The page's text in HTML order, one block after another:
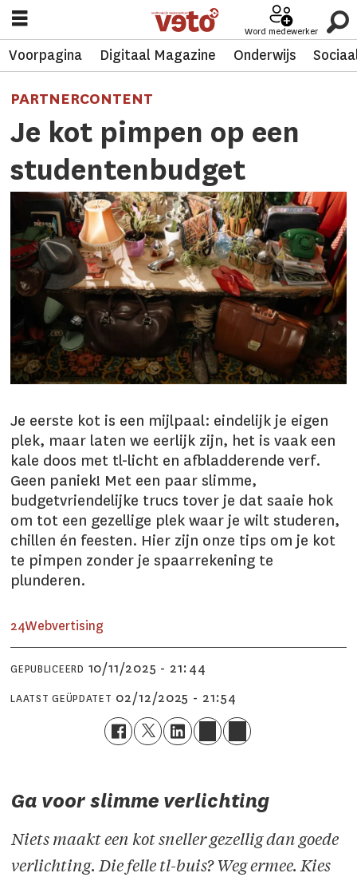
Word medewerker
Voorpagina Digitaal Magazine Onderwijs
PARTNERCONTENT
Je kot pimpen op een
studentenbudget
Je eerste kot is een mijlpaal: eindelijk je eigen
plek, maar laten we eerlijk zijn, het is vaak een
kale doos met tl-licht en afbladderende verf.
Geen paniek! Met een paar slimme,
budgetvriendelijke trucs tover je dat saaie hok
om tot een gezellige plek waar je wilt studeren,
chillen én feesten. Hier zijn onze tips om je kot
te pimpen zonder je spaarrekening te
plunderen.
24Webvertising
GEPUBLICEERD 10/11/2025 - 21:44
LAATST GEÜPDATET 02/12/2025 - 21:54
Ga voor slimme verlichting
Niets maakt een kot sneller gezellig dan goede
verlichting. Die felle tl-buis? Weg ermee. Kies